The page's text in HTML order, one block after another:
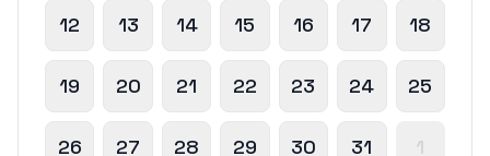
12 13 14 15 16 17 18
19 20 21 22 23 24 25
26 27 28 29 30 31 1